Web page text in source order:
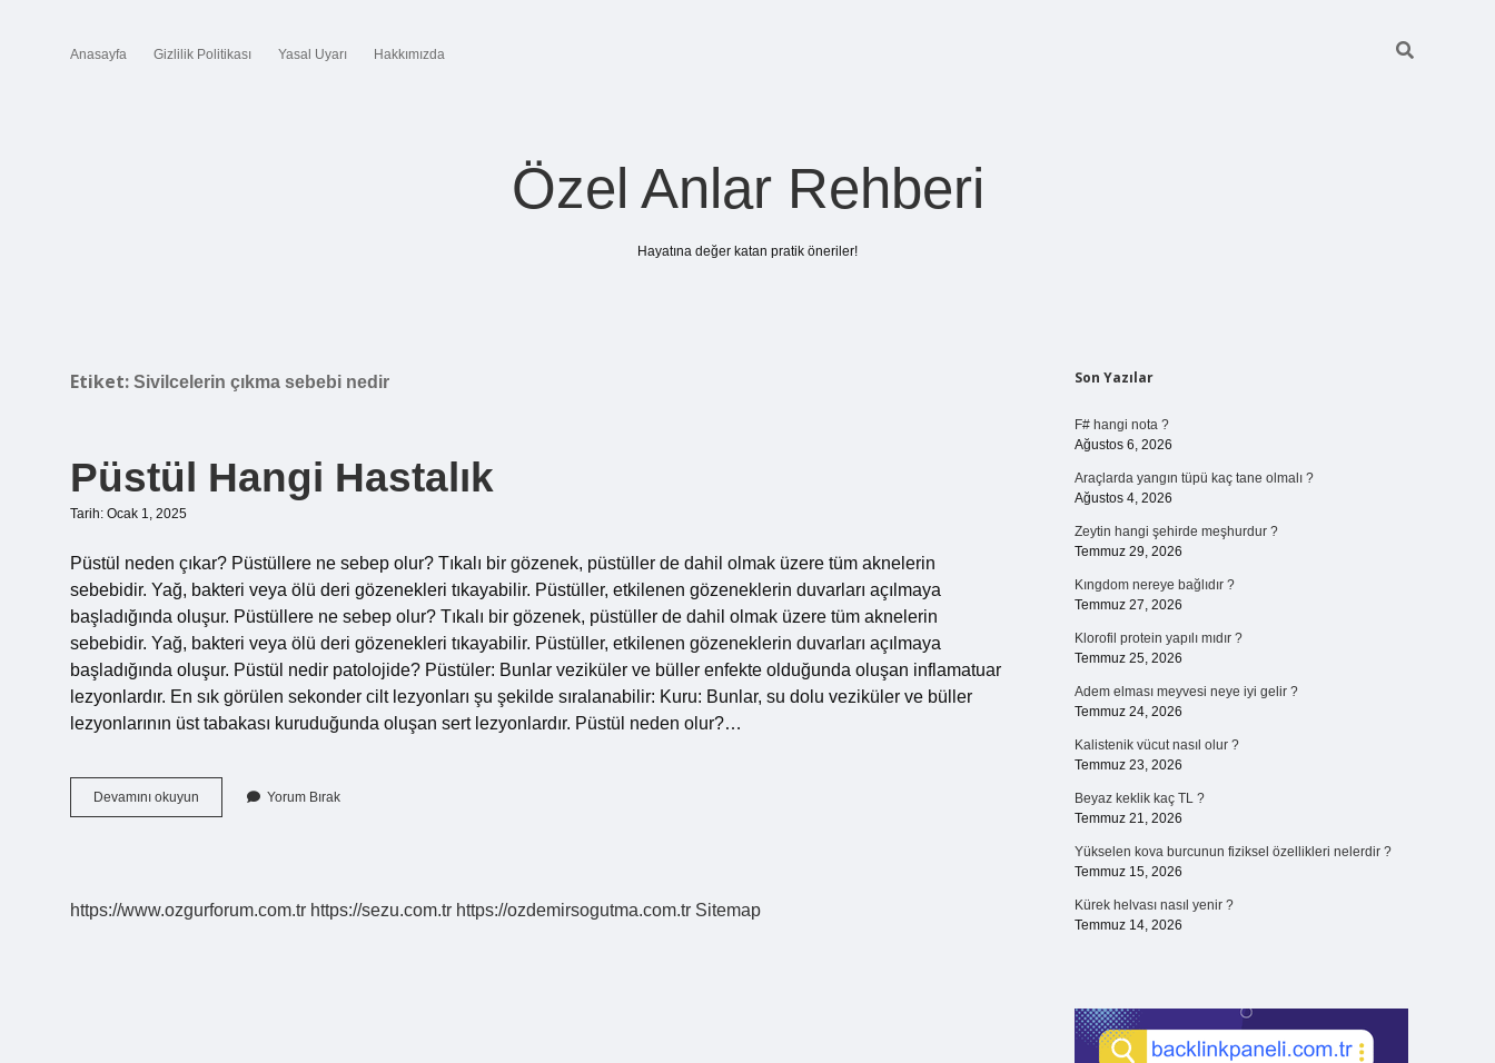
Anasayfa Gizlilik Politikası Yasal Uyarı Hakkımızda
Özel Anlar Rehberi
Hayatına değer katan pratik öneriler!
Etiket: Sivilcelerin çıkma sebebi nedir
Püstül Hangi Hastalık
Tarih: Ocak 1, 2025
Püstül neden çıkar? Püstüllere ne sebep olur? Tıkalı bir gözenek, püstüller de dahil olmak üzere tüm aknelerin
sebebidir. Yağ, bakteri veya ölü deri gözenekleri tıkayabilir. Püstüller, etkilenen gözeneklerin duvarları açılmaya
başladığında oluşur. Püstüllere ne sebep olur? Tıkalı bir gözenek, püstüller de dahil olmak üzere tüm aknelerin
sebebidir. Yağ, bakteri veya ölü deri gözenekleri tıkayabilir. Püstüller, etkilenen gözeneklerin duvarları açılmaya
başladığında oluşur. Püstül nedir patolojide? Püstüler: Bunlar veziküler ve büller enfekte olduğunda oluşan inflamatuar
lezyonlardır. En sık görülen sekonder cilt lezyonları şu şekilde sıralanabilir: Kuru: Bunlar, su dolu veziküler ve büller
lezyonlarının üst tabakası kuruduğunda oluşan sert lezyonlardır. Püstül neden olur?…
Devamını okuyun
Hangi
Yorum Bırak
https://www.ozgurforum.com.tr https://sezu.com.tr https://ozdemirsogutma.com.tr Sitemap
Sidebar
Son Yazılar
F# hangi nota ?
Ağustos 6, 2026
Araçlarda yangın tüpü kaç tane olmalı ?
Ağustos 4, 2026
Zeytin hangi şehirde meşhurdur ?
Temmuz 29, 2026
Kıngdom nereye bağlıdır ?
Temmuz 27, 2026
Klorofil protein yapılı mıdır ?
Temmuz 25, 2026
Adem elması meyvesi neye iyi gelir ?
Temmuz 24, 2026
Kalistenik vücut nasıl olur ?
Temmuz 23, 2026
Beyaz keklik kaç TL ?
Temmuz 21, 2026
Yükselen kova burcunun fiziksel özellikleri nelerdir ?
Temmuz 15, 2026
Kürek helvası nasıl yenir ?
Temmuz 14, 2026